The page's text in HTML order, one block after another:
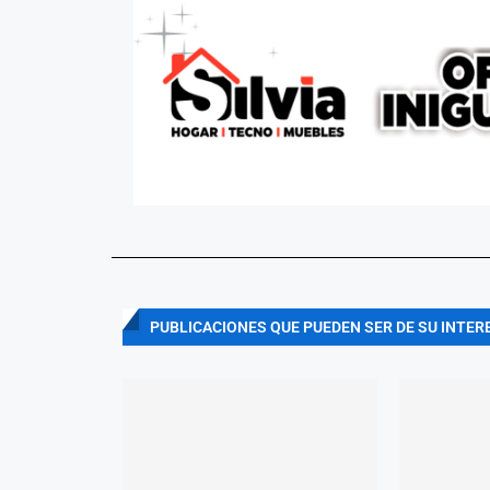
PUBLICACIONES QUE PUEDEN SER DE SU